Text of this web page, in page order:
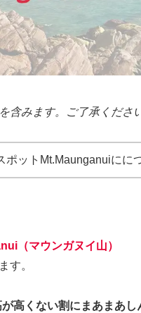
含みます。ご了承ください
ポットMt.Maunganuiにに
（マウンガヌイ山）
す。
高くない割にまあまあし